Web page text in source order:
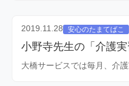
2019.11.28 安心のたまてばこ
小野寺先生の「介護
大橋サービスでは毎月、介